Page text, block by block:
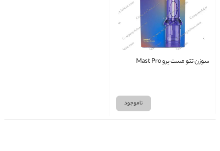
سوزن تتو مست پرو Mast Pro
ناموجود